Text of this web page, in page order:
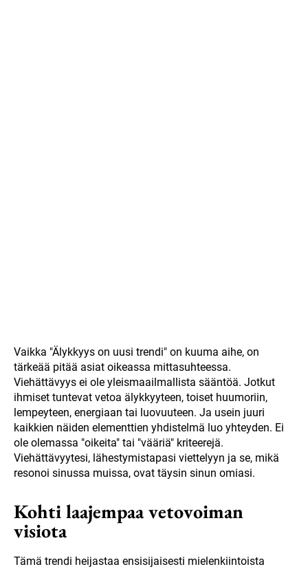
Vaikka "Älykkyys on uusi trendi" on kuuma aihe, on
tärkeää pitää asiat oikeassa mittasuhteessa.
Viehättävyys ei ole yleismaailmallista sääntöä. Jotkut
ihmiset tuntevat vetoa älykkyyteen, toiset huumoriin,
lempeyteen, energiaan tai luovuuteen. Ja usein juuri
kaikkien näiden elementtien yhdistelmä luo yhteyden. Ei
ole olemassa "oikeita" tai "vääriä" kriteerejä.
Viehättävyytesi, lähestymistapasi viettelyyn ja se, mikä
resonoi sinussa muissa, ovat täysin sinun omiasi.
Kohti laajempaa vetovoiman
visiota
Tämä trendi heijastaa ensisijaisesti mielenkiintoista